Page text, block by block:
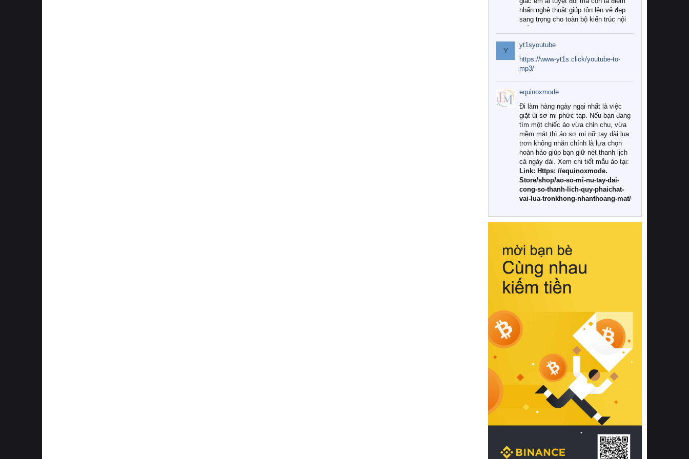
nhấn nghệ thuật giúp tôn lên vẻ đẹp
sang trọng cho toàn bộ kiến trúc nội
Tuy nhiên, giữa thị trường đa dạng
với vô vàn thương hiệu và mẫu mã
như hiện nay, làm thế nào để chọn
được những bộ chăn ga gối đệm cao
cấp thực sự chất lượng, phù hợp với
khí hậu và nhu cầu sử dụng của gia
đình? Hãy cùng chúng tôi đi tìm lời
giải đáp chi tiết qua bài viết dưới đây.
1. Tại sao các gia đình hiện đại lại ưa
chuộng chăn ga gối đệm cao cấp?
Khác với các dòng sản phẩm thông
thường, những bộ chăn ga gối đệm
cao cấp trải qua quy trình sản xuất
nghiêm ngặt từ khâu chọn lọc nguyên
liệu tự nhiên đến công nghệ dệt
nhuộm hiện đại không chứa hóa chất
này, bạn sẽ cảm nhận rõ rệt sự khác
hồi chuẩn xác của phần đệm nâng đỡ
cột sống.
Bên cạnh đó, việc lựa chọn các dòng
sản phẩm đạt chuẩn chất lượng quốc
tế còn giúp ngăn ngừa tình trạng kích
khuẩn và nấm mốc trong điều kiện
thời tiết nóng ẩm. Bạn có thể tìm hiểu
thêm các nghiên cứu khoa học về tác
động của giấc ngủ và môi trường
phòng ngủ đối với sức khỏe con
người tại Sleep Foundation (External
Link) để có cái nhìn toàn diện hơn.
2. Các tiêu chí vàng khi lựa chọn
chăn ga gối đệm cao cấp cho phòng
ngủ
Để sở hữu một bộ chăn ga gối đệm
cao cấp hoàn hảo cả về thẩm mỹ lẫn
công năng, người tiêu dùng cần cân
nhắc kỹ lưỡng các tiêu chí quan trọng
Y
yt1syoutube
https://www-yt1s.click/youtube-to-
mp3/
equinoxmode
Đi làm hàng ngày ngại nhất là việc
giặt ủi sơ mi phức tạp. Nếu bạn đang
tìm một chiếc áo vừa chỉn chu, vừa
mềm mát thì áo sơ mi nữ tay dài lụa
trơn không nhăn chính là lựa chọn
hoàn hảo giúp bạn giữ nét thanh lịch
cả ngày dài. Xem chi tiết mẫu áo tại:
Link: Https: //equinoxmode.
Store/shop/ao-so-mi-nu-tay-dai-
cong-so-thanh-lich-quy-phaichat-
vai-lua-tronkhong-nhanthoang-mat/